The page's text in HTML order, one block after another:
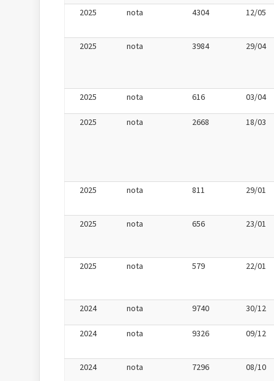
2025 nota 4304 12/05
2025 nota 3984 29/04
2025 nota 616 03/04
2025 nota 2668 18/03
2025 nota 811 29/01
2025 nota 656 23/01
2025 nota 579 22/01
2024 nota 9740 30/12
2024 nota 9326 09/12
2024 nota 7296 08/10